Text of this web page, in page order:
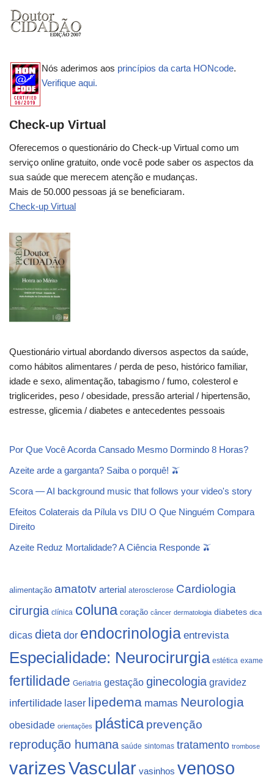
Nós aderimos aos princípios da carta HONcode.
Verifique aqui.
Check-up Virtual
Oferecemos o questionário do Check-up Virtual como um
serviço online gratuito, onde você pode saber os aspectos da
sua saúde que merecem atenção e mudanças.
Mais de 50.000 pessoas já se beneficiaram.
Check-up Virtual
Questionário virtual abordando diversos aspectos da saúde,
como hábitos alimentares / perda de peso, histórico familiar,
idade e sexo, alimentação, tabagismo / fumo, colesterol e
triglicerides, peso / obesidade, pressão arterial / hipertensão,
estresse, glicemia / diabetes e antecedentes pessoais
Por Que Você Acorda Cansado Mesmo Dormindo 8 Horas?
Azeite arde a garganta? Saiba o porquê! 🫒
Scora — AI background music that follows your video's story
Efeitos Colaterais da Pílula vs DIU O Que Ninguém Compara
Direito
Azeite Reduz Mortalidade? A Ciência Responde 🫒
alimentação amatotv arterial aterosclerose Cardiologia
cirurgia clínica coluna coração câncer dermatologia diabetes dica
dicas dieta dor endocrinologia entrevista
Especialidade: Neurocirurgia estética exame
fertilidade Geriatria gestação ginecologia gravidez
infertilidade laser lipedema mamas Neurologia
obesidade orientações plástica prevenção
reprodução humana saúde sintomas tratamento trombose
varizesVascular vasinhos venoso